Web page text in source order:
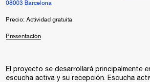
08003 Barcelona
Precio: Actividad gratuita
Presentación
El proyecto se desarrollará principalmente
escucha activa y su recepción. Escucha